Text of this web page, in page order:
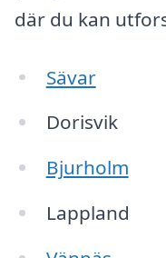
där du kan
Sävar
Dorisvik
Bjurholm
Lappland